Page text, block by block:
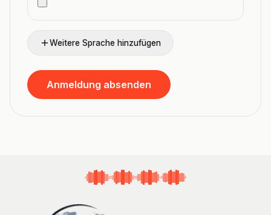
Weitere Sprache hinzufügen
Anmeldung absenden